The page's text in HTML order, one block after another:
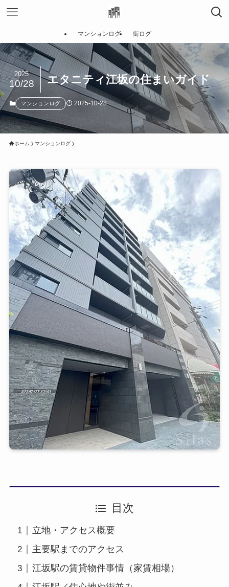
マンションログ 街ログ
エタニティ江坂の住まいガイド
2025
10/28
マンションログ 2025-10-28
ホーム マンションログ
目次
立地・アクセス概要
主要駅までのアクセス
江坂駅の賃貸物件事情（家賃相場）